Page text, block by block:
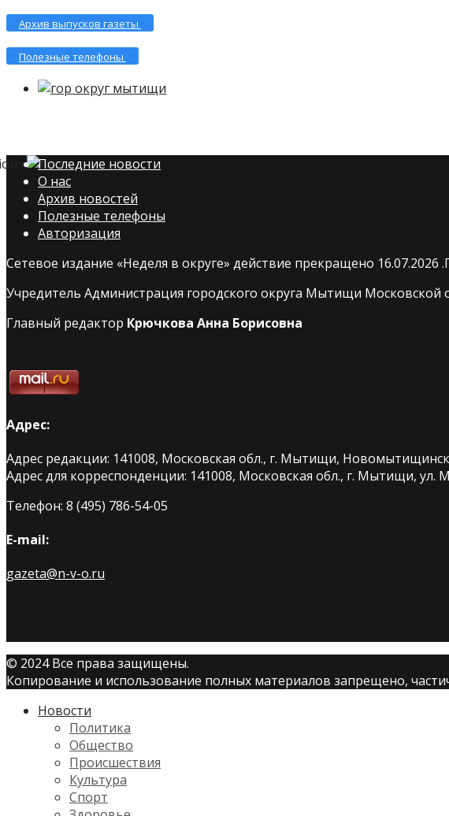
Архив выпусков газеты
Полезные телефоны
Последние новости
О нас
Архив новостей
Полезные телефоны
Авторизация
Сетевое издание «Неделя в округе» действие прекращено
Учредитель Администрация городского округа Мытищи Московской
Главный редактор Крючкова Анна Борисовна
Адрес:
Адрес редакции: 141008, Московская обл., г. Мытищи,
Адрес для корреспонденции: 141008, Московская обл., г. Мытищи, ул.
Телефон: 8 (495) 786-54-05
E-mail:
gazeta@n-v-o.ru
© 2024 Все права защищены.
Копирование и использование полных материалов запрещено,
Новости
Политика
Общество
Происшествия
Культура
Спорт